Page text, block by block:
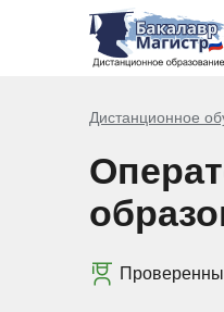
Дистанционное